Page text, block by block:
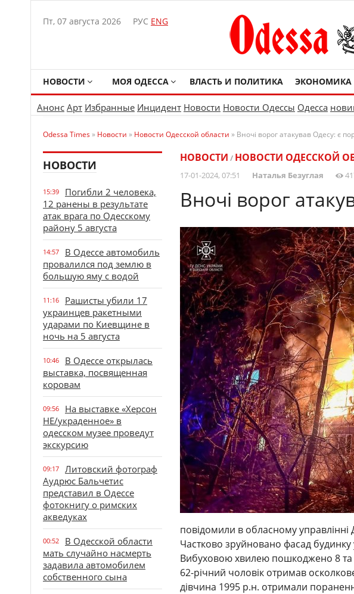
Пт, 07 августа 2026 РУС ENG
НОВОСТИ МОЯ ОДЕССА ВЛАСТЬ И ПОЛИТИКА ЭКОНОМИКА
Анонс Арт Избранные Инцидент Новости Новости Одессы Одесса
Odessa Times» Новости » Новости Одесской области » Вночі ворог атакував Одесу: є
НОВОСТИ
15:39
Погибли 2 человека,
12 ранены в результате
атак врага по Одесскому
району 5 августа
14:57
В Одессе автомобиль
провалился под землю в
большую яму с водой
11:16
Рашисты убили 17
украинцев ракетными
ударами по Киевщине в
ночь на 5 августа
10:46
В Одессе открылась
выставка, посвященная
коровам
09:56
На выставке «Херсон
НЕ/украденное» в
одесском музее проведут
экскурсию
09:17
Литовский фотограф
Аудрюс Бальчетис
представил в Одессе
фотокнигу о римских
акведуках
00:52
В Одесской области
мать случайно насмерть
задавила автомобилем
собственного сына
НОВОСТИ / НОВОСТИ ОДЕССКОЙ
17-01-2024, 07:51 Наталья Безуглая
Вночі ворог
повідомили в обласному
Частково зруйновано фасад
Вибуховою хвилею пошкоджено 8 та
62-річний чоловік отримав
дівчина 1995 р.н. отримали